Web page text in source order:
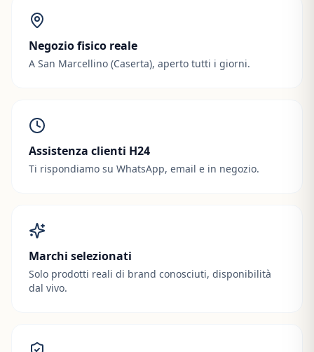
Negozio fisico reale
A San Marcellino (Caserta), aperto tutti i giorni.
Assistenza clienti H24
Ti rispondiamo su WhatsApp, email e in negozio.
Marchi selezionati
Solo prodotti reali di brand conosciuti, disponibilità
dal vivo.